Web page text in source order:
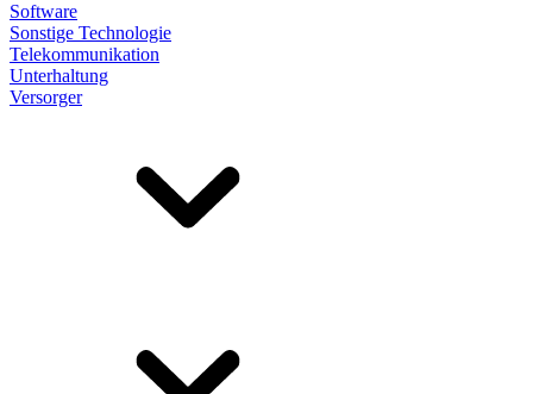
Software
Sonstige Technologie
Telekommunikation
Unterhaltung
Versorger